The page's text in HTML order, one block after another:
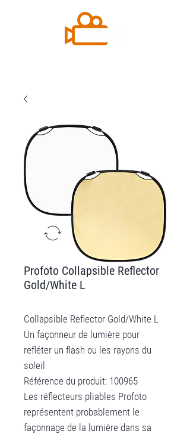
Profoto Collapsible Reflector
Gold/White L
Collapsible Reflector Gold/White L
Un façonneur de lumière pour
refléter un flash ou les rayons du
soleil
Référence du produit: 100965
Les réflecteurs pliables Profoto
représentent probablement le
façonnage de la lumière dans sa